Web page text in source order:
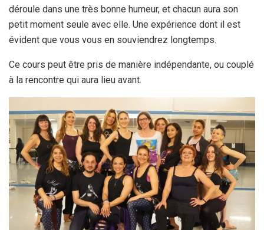
déroule dans une très bonne humeur, et chacun aura son
petit moment seule avec elle. Une expérience dont il est
évident que vous vous en souviendrez longtemps.
Ce cours peut être pris de manière indépendante, ou couplé
à la rencontre qui aura lieu avant.